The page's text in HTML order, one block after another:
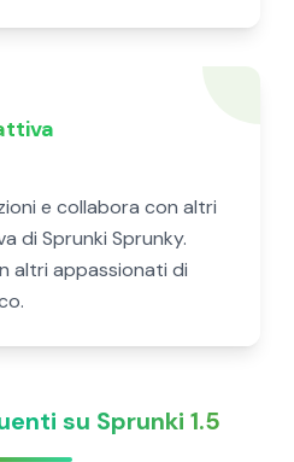
e collabora con altri
di Sprunki Sprunky.
altri appassionati di
su Sprunki 1.5